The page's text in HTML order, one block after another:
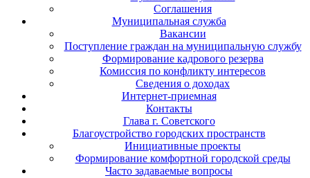
Соглашения
Муниципальная служба
Вакансии
Поступление граждан на муниципальную службу
Формирование кадрового резерва
Комиссия по конфликту интересов
Сведения о доходах
Интернет-приемная
Контакты
Глава г. Советского
Благоустройство городских пространств
Инициативные проекты
Формирование комфортной городской среды
Часто задаваемые вопросы